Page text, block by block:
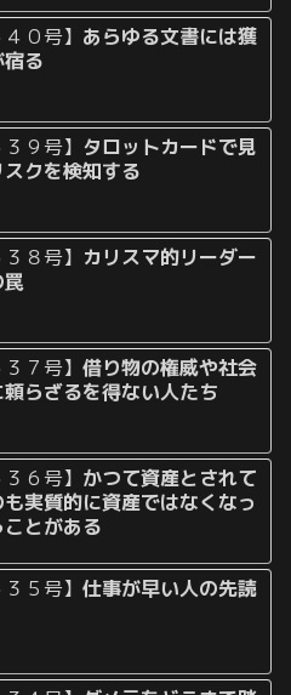
０号】 あらゆる文書には獲
る
９号】 タロットカードで見
クを検知する
８号】 カリスマ的リーダー
罠
３７号】借り物の権威や社会
らざるを得ない人たち
６号】 かつて資産とされて
実質的に資産ではなくなっ
とがある
３５号】仕事が早い人の先読